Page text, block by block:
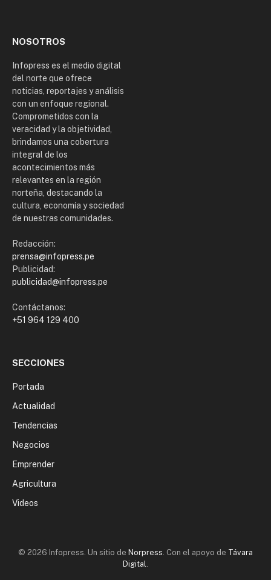
NOSOTROS
Infopress es el medio digital
del norte que ofrece
noticias, reportajes y análisis
con un enfoque regional.
Comprometidos con la
veracidad y la objetividad,
brindamos una cobertura
integral de los
acontecimientos más
relevantes en la región
norteña, destacando la
cultura, economía y sociedad
de nuestras comunidades.
Redacción:
prensa@infopress.pe
Publicidad:
publicidad@infopress.pe
Contáctanos:
+51 964 129 400
SECCIONES
Portada
Actualidad
Tendencias
Negocios
Emprender
Agricultura
Videos
© 2026 Infopress. Un sitio de Norpress . Con el apoyo de Távara
Digital